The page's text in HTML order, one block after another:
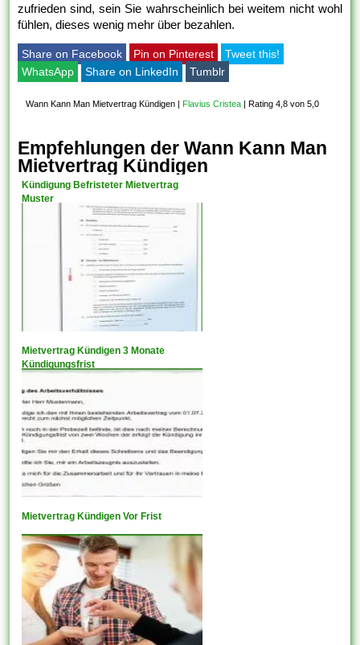
zufrieden sind, sein Sie wahrscheinlich bei weitem nicht wohl
fühlen, dieses wenig mehr über bezahlen.
Share on Facebook Pin on Pinterest
Tweet this!
WhatsApp
Share on LinkedIn Tumblr
Wann Kann Man Mietvertrag Kündigen | Flavius Cristea |Rating 4,8 von 5,0
Empfehlungen der Wann Kann Man
Mietvertrag Kündigen
Kündigung Befristeter Mietvertrag
Muster
Mietvertrag Kündigen 3 Monate
Kündigungsfrist
Mietvertrag Kündigen Vor Frist